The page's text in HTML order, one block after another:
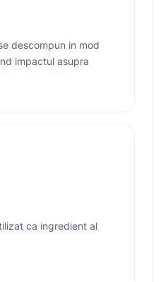
descompun in mod
impactul asupra
ca ingredient al